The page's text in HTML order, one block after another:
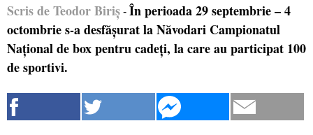
Scris de Teodor Biriș - În perioada 29 septembrie – 4
octombrie s-a desfășurat la Năvodari Campionatul
Național de box pentru cadeți, la care au participat 100
de sportivi.